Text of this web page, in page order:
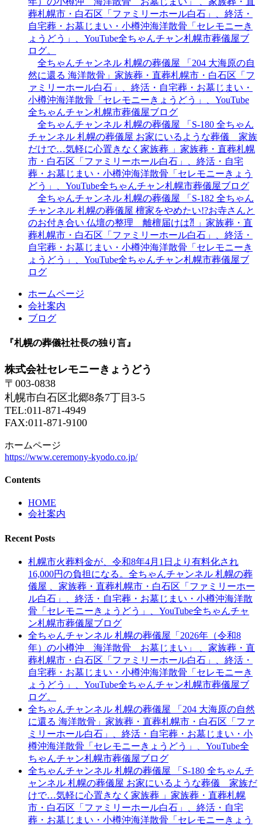
葬札幌市・白石区「ファミリーホール白石」、終活・
自宅葬・お墓じまい・小樽沖海洋散骨「セレモニーき
ょうどう」、YouTube全ちゃんチャン札幌市葬儀屋ブ
ログ。
全ちゃんチャンネル 札幌の葬儀屋 「204 大海原の自
然に還る 海洋散骨」家族葬・直葬札幌市・白石区「フ
ァミリーホール白石」、終活・自宅葬・お墓じまい・
小樽沖海洋散骨「セレモニーきょうどう」、YouTube
全ちゃんチャン札幌市葬儀屋ブログ
全ちゃんチャンネル 札幌の葬儀屋 「S-180 全ちゃん
チャンネル 札幌の葬儀屋 お家にいるような葬儀 家族
だけで…気軽に心置きなく家族葬 」家族葬・直葬札幌
市・白石区「ファミリーホール白石」、終活・自宅
葬・お墓じまい・小樽沖海洋散骨「セレモニーきょう
どう」、YouTube全ちゃんチャン札幌市葬儀屋ブログ
全ちゃんチャンネル 札幌の葬儀屋 「S-182 全ちゃん
チャンネル 札幌の葬儀屋 檀家をやめたい!?お寺さんと
のお付き合い 仏壇の整理 離檀届けは⁈ 」家族葬・直
葬札幌市・白石区「ファミリーホール白石」、終活・
自宅葬・お墓じまい・小樽沖海洋散骨「セレモニーき
ょうどう」、YouTube全ちゃんチャン札幌市葬儀屋ブ
ログ
ホームページ
会社案内
ブログ
『札幌の葬儀社社長の独り言』
株式会社セレモニーきょうどう
〒003-0838
札幌市白石区北郷8条7丁目3-5
TEL:011-871-4949
FAX:011-871-9100
ホームページ
https://www.ceremony-kyodo.co.jp/
Contents
HOME
会社案内
Recent Posts
札幌市火葬料金が、令和8年4月1日より有料化され
16,000円の負担になる。全ちゃんチャンネル 札幌の葬
儀屋 、家族葬・直葬札幌市・白石区「ファミリーホー
ル白石」、終活・自宅葬・お墓じまい・小樽沖海洋散
骨「セレモニーきょうどう」、YouTube全ちゃんチャ
ン札幌市葬儀屋ブログ
全ちゃんチャンネル 札幌の葬儀屋「2026年（令和8
年）の小樽沖 海洋散骨 お墓じまい」 、家族葬・直
葬札幌市・白石区「ファミリーホール白石」、終活・
自宅葬・お墓じまい・小樽沖海洋散骨「セレモニーき
ょうどう」、YouTube全ちゃんチャン札幌市葬儀屋ブ
ログ。
全ちゃんチャンネル 札幌の葬儀屋 「204 大海原の自然
に還る 海洋散骨」家族葬・直葬札幌市・白石区「ファ
ミリーホール白石」、終活・自宅葬・お墓じまい・小
樽沖海洋散骨「セレモニーきょうどう」、YouTube全
ちゃんチャン札幌市葬儀屋ブログ
全ちゃんチャンネル 札幌の葬儀屋 「S-180 全ちゃんチ
ャンネル 札幌の葬儀屋 お家にいるような葬儀 家族だ
けで…気軽に心置きなく家族葬 」家族葬・直葬札幌
市・白石区「ファミリーホール白石」、終活・自宅
葬・お墓じまい・小樽沖海洋散骨「セレモニーきょう